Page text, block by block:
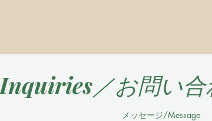
Inquiries／お問い合
メッセージ/Message